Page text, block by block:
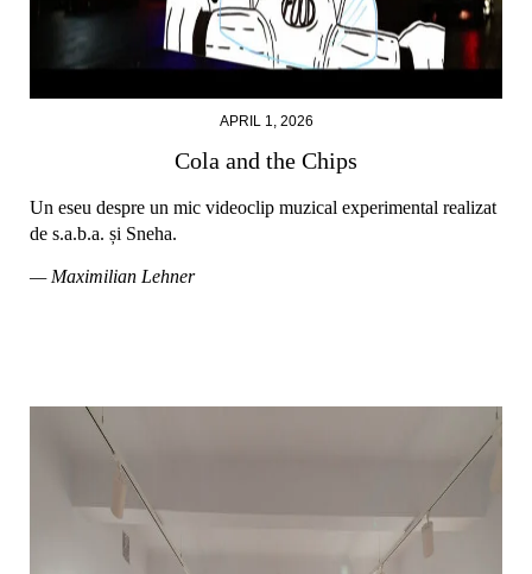
APRIL 1, 2026
Cola and the Chips
Un eseu despre un mic videoclip muzical experimental realizat
de s.a.b.a. și Sneha.
— Maximilian Lehner